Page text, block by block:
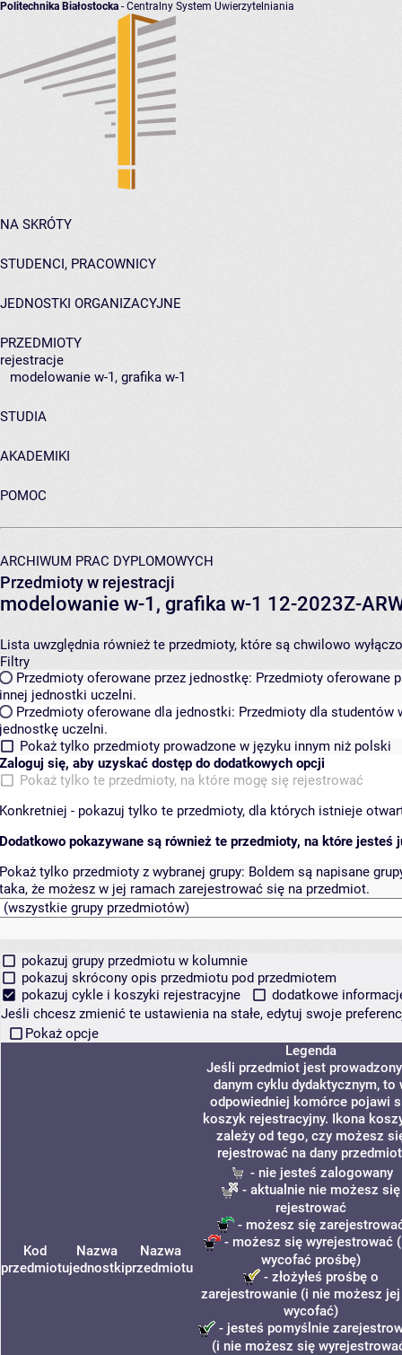
Politechnika Białostocka - Centralny System Uwierzytelniania
NA SKRÓTY
STUDENCI, PRACOWNICY
JEDNOSTKI ORGANIZACYJNE
PRZEDMIOTY
rejestracje
modelowanie w-1, grafika w-1
STUDIA
AKADEMIKI
POMOC
ARCHIWUM PRAC DYPLOMOWYCH
Przedmioty w rejestracji
modelowanie w-1, grafika w-1 12-2023Z-
Lista uwzględnia również te przedmioty, które są chwilowo
Filtry
Przedmioty oferowane przez jednostkę: Przedmioty oferowane
innej jednostki uczelni.
Przedmioty oferowane dla jednostki: Przedmioty dla studentów
jednostkę uczelni.
Pokaż tylko przedmioty prowadzone w języku innym niż polski
Zaloguj się, aby uzyskać dostęp do dodatkowych opcji
Pokaż tylko te przedmioty, na które mogę się rejestrować
Konkretniej - pokazuj tylko te przedmioty, dla których istnieje
Dodatkowo pokazywane są również te przedmioty, na które jesteś
Pokaż tylko przedmioty z wybranej grupy: Boldem są napisane
taka, że możesz w jej ramach zarejestrować się na przedmiot.
pokazuj grupy przedmiotu w kolumnie
pokazuj skrócony opis przedmiotu pod przedmiotem
pokazuj cykle i koszyki rejestracyjne
dodatkowe
Jeśli chcesz zmienić te ustawienia na stałe, edytuj swoje
Pokaż opcje
Kod
przedmiotu
Nazwa
jednostki
Nazwa
przedmiotu
Legenda
Jeśli przedmiot jest
danym cyklu dydaktycznym, to
odpowiedniej komórce pojawi
koszyk rejestracyjny. Ikona
zależy od tego, czy możesz
rejestrować na dany
- nie jesteś zalogowany
- aktualnie nie możesz się
rejestrować
- możesz się
- możesz się wyrejestrować
wycofać prośbę)
- złożyłeś prośbę o
zarejestrowanie (i nie możesz
wycofać)
- jesteś pomyślnie
(i nie możesz się